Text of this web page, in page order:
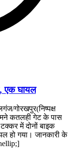
एक घायल
गोरखपुर(निष्पक्ष
कतलही गेट के पास
में दोनों बाइक
हो गया। जानकारी के